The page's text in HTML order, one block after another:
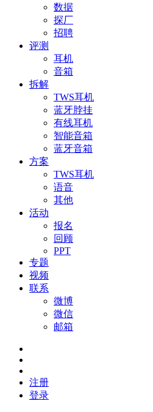
数据
探厂
招聘
评测
耳机
音箱
拆解
TWS耳机
蓝牙脖挂
有线耳机
智能音箱
蓝牙音箱
方案
TWS耳机
语音
其他
活动
报名
回顾
PPT
专题
视频
联系
微博
微信
邮箱
注册
登录